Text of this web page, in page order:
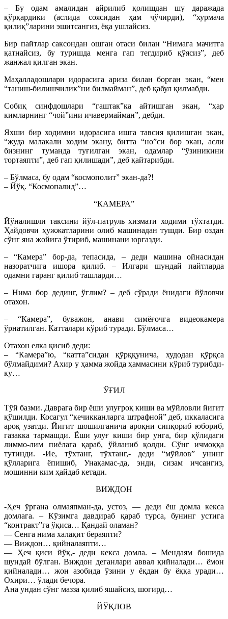
– Бу одам амалидан айрилиб қолишдан шу даражада
қўрқардики (аслида соясидан ҳам чўчирди), “хурмача
қилиқ”ларини эшитсангиз, ёқа ушлайсиз.
Бир пайтлар саксондан ошган отаси билан “Нимага мачитга
қатнайсиз, бу туришда менга гап тегдириб қўясиз”, деб
жанжал қилган экан.
Маҳалладошлари идорасига ариза билан борган экан, “мен
“таниш-билишчилик”ни билмайман”, деб қабул қилмабди.
Собиқ синфдошлари “гаштак”ка айтишган экан, “ҳар
кимларнинг “чой”ини ичавермайман”, дебди.
Яхши бир ходимни идорасига ишга тавсия қилишган экан,
“жуда малакали ходим экану, битта “но”си бор экан, асли
бизнинг туманда туғилган экан, одамлар “ўзиникини
тортаяпти”, деб гап қилишади”, деб қайтарибди.
– Бўлмаса, бу одам “космополит” экан-да?!
– Йўқ. “Космопалид”…
“КАМЕРА”
Йўналишли таксини йўл-патруль хизмати ходими тўхтатди.
Ҳайдовчи ҳужжатларини олиб машинадан тушди. Бир оздан
сўнг яна жойига ўтириб, машинани юргазди.
– “Камера” бор-да, тепасида, – деди машина ойнасидан
назоратчига ишора қилиб. – Илгари шундай пайтларда
одамни гаранг қилиб ташларди…
– Нима бор дединг, ўғлим? – деб сўради ёнидаги йўловчи
отахон.
– “Камера”, буважон, анави симёғочга видеокамера
ўрнатилган. Катталари кўриб туради. Бўлмаса…
Отахон елка қисиб деди:
– “Камера”ю, “катта”сидан қўрққунича, худодан қўрқса
бўлмайдими? Ахир у ҳамма жойда ҳаммасини кўриб турибди-
ку…
ЎҒИЛ
Тўй базми. Даврага бир ёши улуғроқ киши ва мўйловли йигит
қўшилди. Косагул “кечикканларга штрафной” деб, иккаласига
ароқ узатди. Йигит шошилганича ароқни сипқориб юбориб,
газакка тармашди. Ёши улуғ киши бир унга, бир қўлидаги
лиммо-лим пиёлага қараб, ўйланиб қолди. Сўнг ичмоққа
тутинди. -Ие, тўхтанг, тўхтанг,- деди “мўйлов” унинг
қўлларига ёпишиб, Унақамас-да, энди, сизам ичсангиз,
мошинни ким ҳайдаб кетади.
ВИЖДОН
-Ҳеч ўргана олмаяпман-да, устоз, — деди ёш домла кекса
домлага. – Кўзимга давдираб қараб турса, бунинг устига
“контракт”га ўқиса… Қандай оламан?
— Сенга нима халақит бераяпти?
— Виждон… қийналаяпти…
— Ҳеч қиси йўқ,- деди кекса домла. – Мендаям бошида
шундай бўлган. Виждон деганлари аввал қийналади… ёмон
қийналади… жон азобида ўзини у ёқдан бу ёққа уради…
Охири… ўлади бечора.
Ана ундан сўнг мазза қилиб яшайсиз, шогирд…
ЙЎҚЛОВ